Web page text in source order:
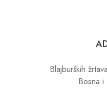
Blajburških
Bosna